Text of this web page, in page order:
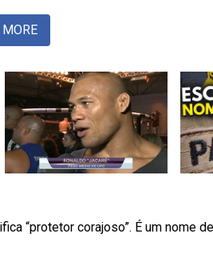
“protetor corajoso”. É um nome